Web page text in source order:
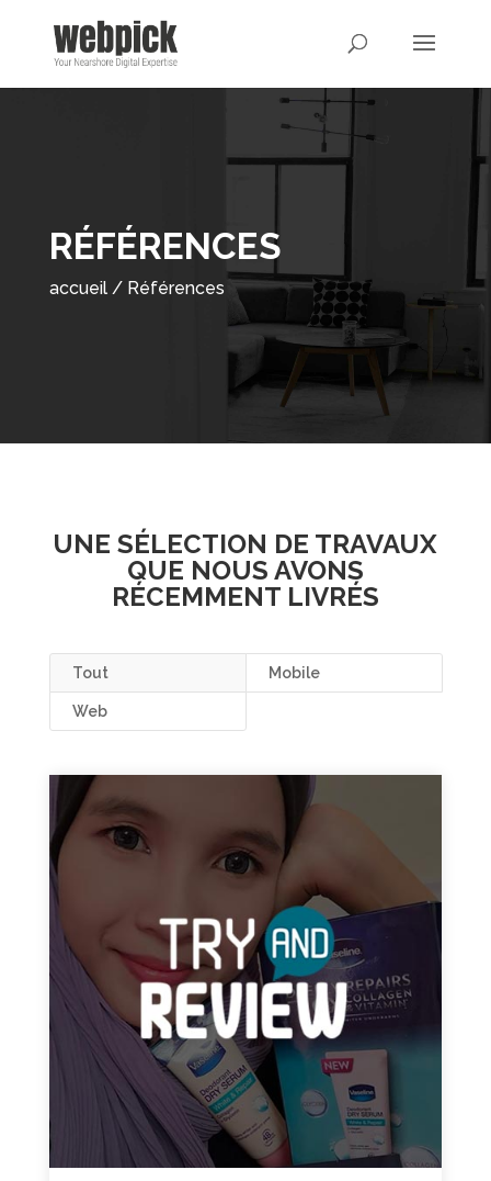
RÉFÉRENCES
accueil/ Références
UNE SÉLECTION DE TRAVAUX
QUE NOUS AVONS
RÉCEMMENT LIVRÉS
Tout Mobile
Web